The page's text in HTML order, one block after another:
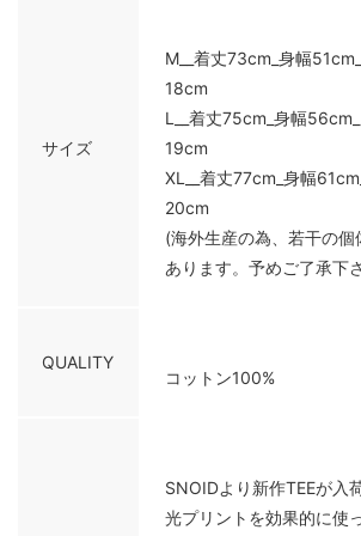
サイズ
M__着丈73cm_身幅
18cm
L__着丈75cm_身幅
19cm
XL__着丈77cm_身幅
20cm
(海外生産の為、若干の
あります。予めご了承下
QUALITY
コットン100%
SNOIDより新作TEEが入
光プリントを効果的に使